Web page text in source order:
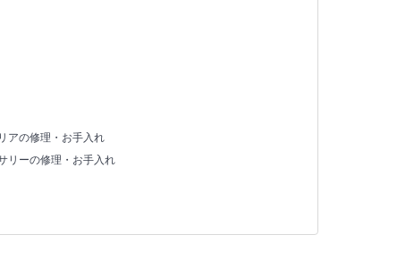
アの修理・お手入れ
リーの修理・お手入れ